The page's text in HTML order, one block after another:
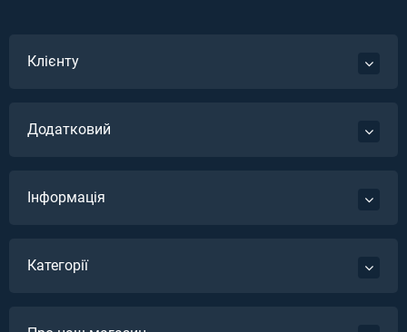
Клієнту
Додатковий
Інформація
Категорії